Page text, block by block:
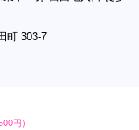
町 303-7
円）